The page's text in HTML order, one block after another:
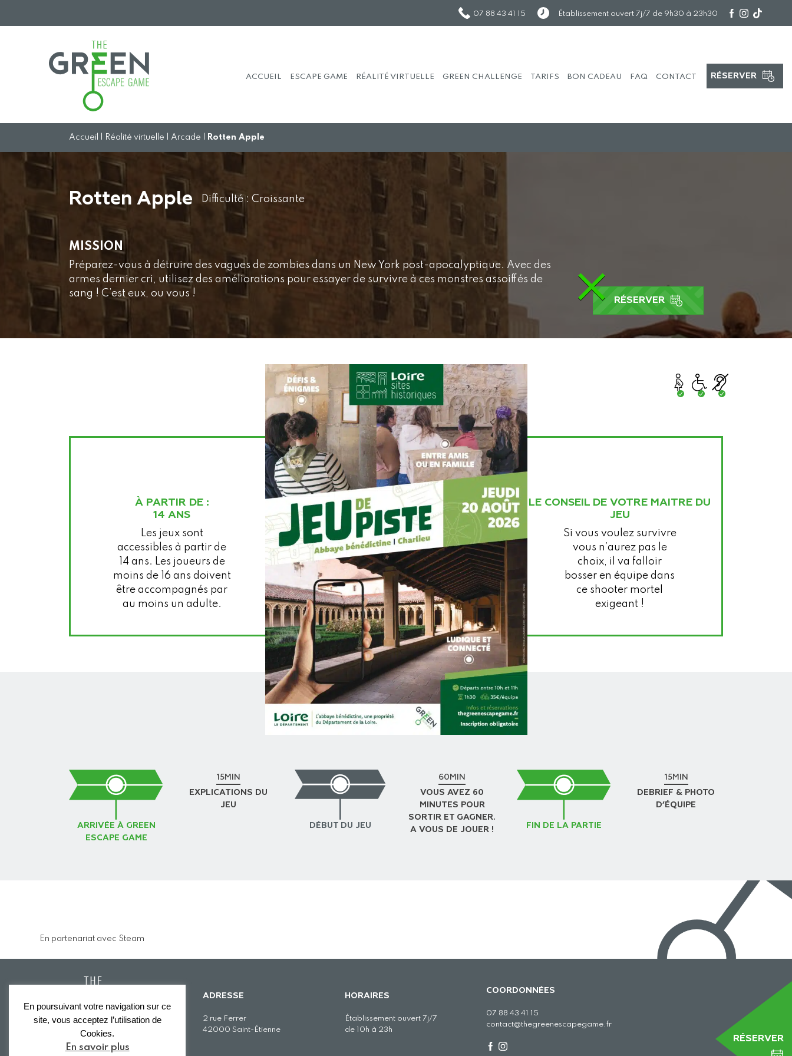
07 88 43 41 15 Établissement ouvert 7j/7 de 9h30 à 23h30
ACCU EIL ESCA PE GAME RÉAL ITÉ VIRTUELLE GR EE N CHALLENGE TA RI FS BO N CADEAU FAQ CO NTACT RÉSERVER
RÉSERVER
Accueil Réalité virtuelle Arcade Rotten Apple
Rotten Apple Difficulté : Croissante
MISSION
Préparez-vous à détruire des vagues de zombies dans un New York post-apocalyptique. Avec des
armes dernier cri, utilisez des améliorations pour essayer de survivre à ces monstres assoiffés de
sang ! C’est eux, ou vous !
RÉSERVER
INFOS PRATIQUES
À PARTIR DE :
14 ANS
Les jeux sont
accessibles à partir de
14 ans. Les joueurs de
moins de 16 ans doivent
être accompagnés par
au moins un adulte.
TAUX DE RÉUSSITE :
50%
Serez-vous à la
hauteur du défi qui
vous attend ? Seule 1
équipe sur 2 parvient à
vaincre tous les
ennemis.
LE CONSEIL DE VOTRE MAITRE DU
JEU
Si vous voulez survivre
vous n’aurez pas le
choix, il va falloir
bosser en équipe dans
ce shooter mortel
exigeant !
DÉROULEMENT DU JEU
ARRIVÉE À GREEN
ESCAPE GAME
15MIN
EXPLICATIONS DU
JEU
DÉBUT DU JEU
60MIN
VOUS AVEZ 60
MINUTES POUR
SORTIR ET GAGNER.
A VOUS DE JOUER !
FIN DE LA PARTIE
15MIN
DEBRIEF & PHOTO
D’ÉQUIPE
En partenariat avec Steam
ADRESSE
2 rue Ferrer
42000 Saint-Étienne
HORAIRES
Établissement ouvert 7j/7
de 10h à 23h
COORDONNÉES
07 88 43 41 15
contact@thegreenescapegame.fr
En poursuivant votre navigation sur ce
site, vous acceptez l’utilisation de
Cookies.
En savoir plus
×